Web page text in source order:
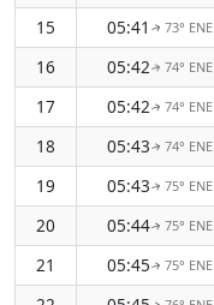
15
05:41 ↑73° ENE
16
05:42↑ 74° ENE
17
05:42↑ 74° ENE
18
05:43↑ 74° ENE
19
05:43↑ 75° ENE
20
05:44↑ 75° ENE
21
05:45↑ 75° ENE